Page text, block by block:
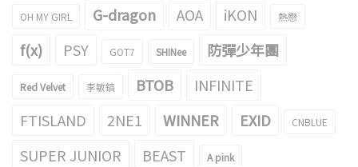
OH MY GIRL G-dragon AOA iKON 熱戀
f(x) PSY GOT7 SHINee 防彈少年團
Red Velvet 李敏鎬 BTOB
INFINITE
FTISLAND
2NE1 WINNER EXID CNBLUE
SUPER JUNIOR BEAST A pink